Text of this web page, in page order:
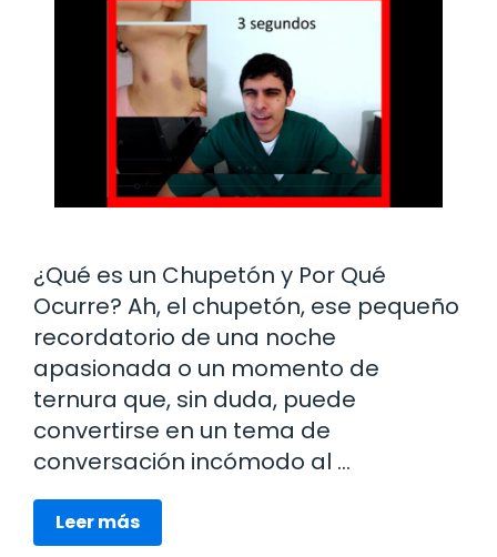
¿Qué es un Chupetón y Por Qué
Ocurre? Ah, el chupetón, ese pequeño
recordatorio de una noche
apasionada o un momento de
ternura que, sin duda, puede
convertirse en un tema de
conversación incómodo al …
Leer más